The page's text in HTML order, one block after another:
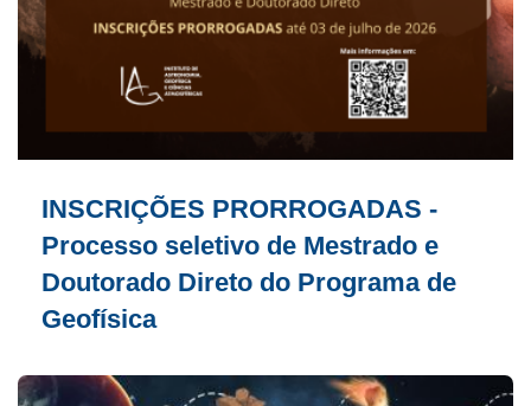
INSCRIÇÕES PRORROGADAS -
Processo seletivo de Mestrado e
Doutorado Direto do Programa de
Geofísica